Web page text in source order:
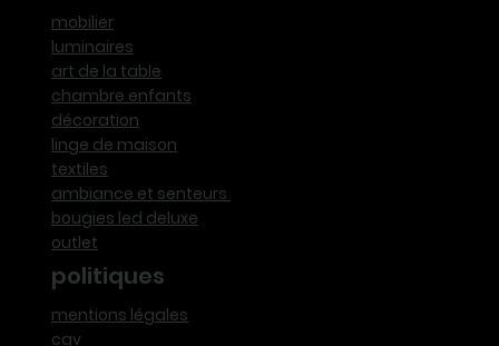
mobilier
luminaires
art de la table
chambre enfants
décoration
linge de maison
textiles
ambiance et senteurs
bougies led deluxe
outlet
politiques
mentions légales
cgv